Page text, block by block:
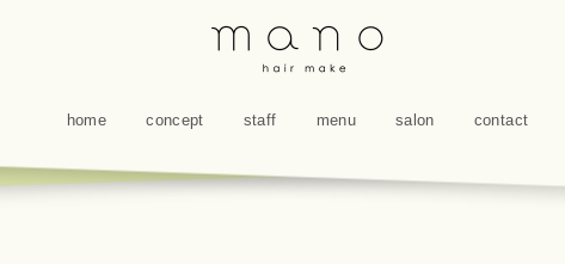
home concept staff menu salon contact